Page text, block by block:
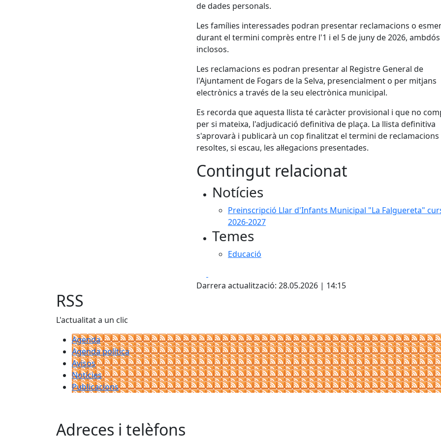
de dades personals.
Les famílies interessades podran presentar reclamacions o
durant el termini comprès entre l'1 i el 5 de juny de 2026, ambdós
inclosos.
Les reclamacions es podran presentar al Registre General de
l'Ajuntament de Fogars de la Selva, presencialment o per mitjans
electrònics a través de la seu electrònica municipal.
Es recorda que aquesta llista té caràcter provisional i que no
per si mateixa, l'adjudicació definitiva de plaça. La llista definitiva
s'aprovarà i publicarà un cop finalitzat el termini de reclamacions
resoltes, si escau, les al·legacions presentades.
Contingut relacionat
Notícies
Preinscripció Llar d'Infants Municipal "La Falguereta"
2026-2027
Temes
Educació
Darrera actualització: 28.05.2026 | 14:15
RSS
L'actualitat a un clic
Agenda
Agenda política
Avisos
Notícies
Publicacions
Adreces i telèfons